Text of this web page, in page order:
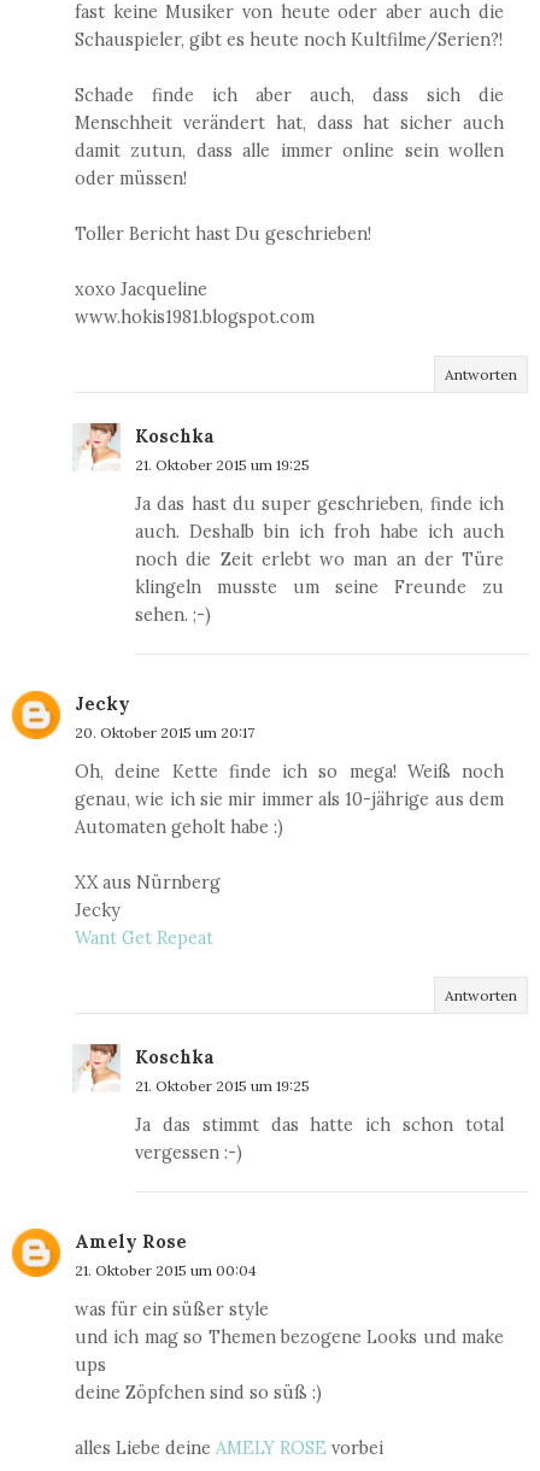
fast keine Musiker von heute oder aber auch die
Schauspieler, gibt es heute noch Kultfilme/Serien?!
Schade finde ich aber auch, dass sich die
Menschheit verändert hat, dass hat sicher auch
damit zutun, dass alle immer online sein wollen
oder müssen!
Toller Bericht hast Du geschrieben!
xoxo Jacqueline
www.hokis1981.blogspot.com
Antworten
Koschka
21. Oktober 2015 um 19:25
Ja das hast du super geschrieben, finde ich
auch. Deshalb bin ich froh habe ich auch
noch die Zeit erlebt wo man an der Türe
klingeln musste um seine Freunde zu
sehen. ;-)
Jecky
20. Oktober 2015 um 20:17
Oh, deine Kette finde ich so mega! Weiß noch
genau, wie ich sie mir immer als 10-jährige aus dem
Automaten geholt habe :)
XX aus Nürnberg
Jecky
Want Get Repeat
Antworten
Koschka
21. Oktober 2015 um 19:25
Ja das stimmt das hatte ich schon total
vergessen :-)
Amely Rose
21. Oktober 2015 um 00:04
was für ein süßer style
und ich mag so Themen bezogene Looks und make
ups
deine Zöpfchen sind so süß :)
alles Liebe deine AMELY ROSE vorbei